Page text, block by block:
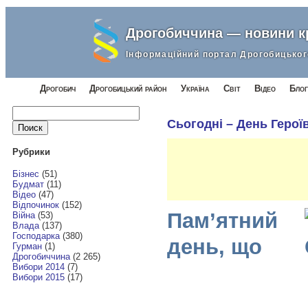
Дрогобиччина — новини
Інформаційний портал
Дрогобич Дрогобицький район Україна Світ Відео
Найти:
Рубрики
Бізнес (51)
Будмат(11)
Відео(47)
Відпочинок(152)
Війна(53)
Влада(137)
Господарка(380)
Гурман(1)
Дрогобиччина(2 265)
Вибори 2014(7)
Вибори 2015(17)
Сьогодні – День
Пам’ятний
день, що